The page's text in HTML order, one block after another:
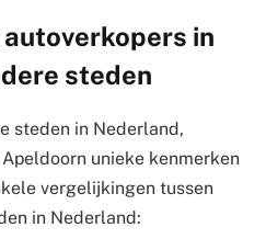
in
steden
steden in Nederland,
unieke kenmerken
vergelijkingen tussen
in Nederland: